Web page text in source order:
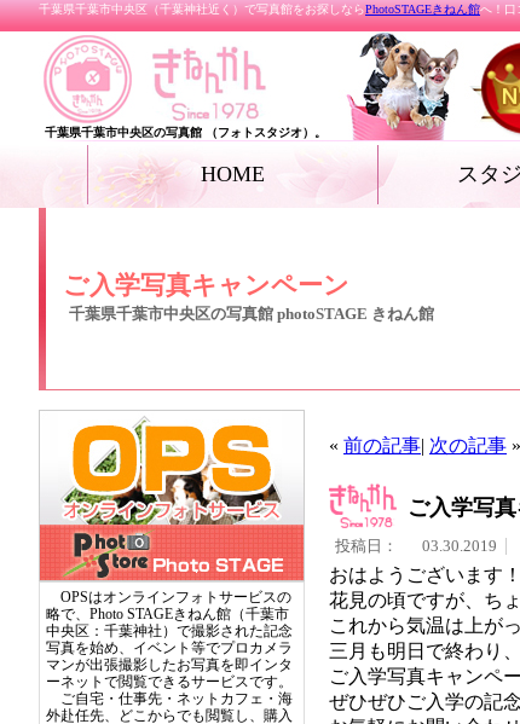
千葉県千葉市中央区（千葉神社近く）で写真館をお探しならPhotoSTAGEきねん館へ！口
千葉県千葉市中央区の写真館 （フォトスタジオ）。
HOME スタ
ご入学写真キャンペーン
千葉県千葉市中央区の写真館 photoSTAGE きねん館
OPSはオンラインフォトサービスの
略で、Photo STAGEきねん館（千葉市
中央区：千葉神社）で撮影された記念
写真を始め、イベント等でプロカメラ
マンが出張撮影したお写真を即インタ
ーネットで閲覧できるサービスです。
ご自宅・仕事先・ネットカフェ・海
外赴任先、どこからでも閲覧し、購入
« 前の記事| 次の記事 »
ご入学写
投稿日： 03.30.2019
おはようございます！
花見の頃ですが、ち
これから気温は上が
三月も明日で終わり
ご入学写真キャンペ
ぜひぜひご入学の記